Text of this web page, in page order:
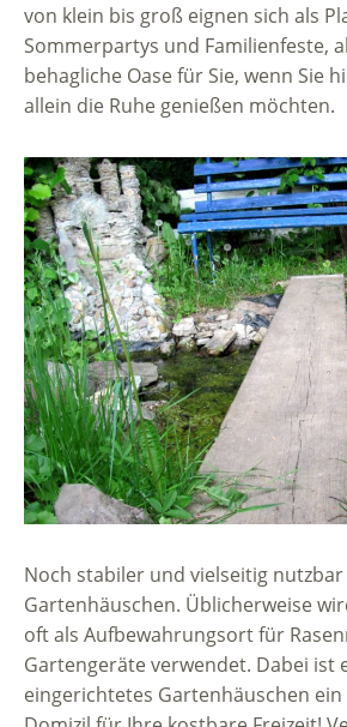
von klein bis groß eignen sich als
Sommerpartys und Familienfeste,
behagliche Oase für Sie, wenn Sie
allein die Ruhe genießen möchten.
Noch stabiler und vielseitig
Gartenhäuschen. Üblicherweise
oft als Aufbewahrungsort für
Gartengeräte verwendet. Dabei ist
eingerichtetes Gartenhäuschen